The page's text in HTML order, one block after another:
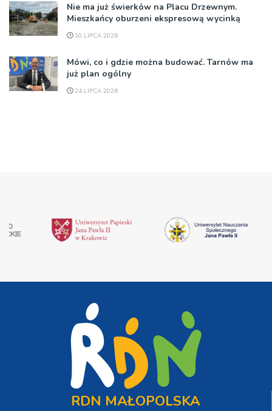
Nie ma już świerków na Placu Drzewnym.
Mieszkańcy oburzeni ekspresową wycinką
10 LIPCA 2026
Mówi, co i gdzie można budować. Tarnów ma
już plan ogólny
24 LIPCA 2026
RDN MAŁOPOLSKA